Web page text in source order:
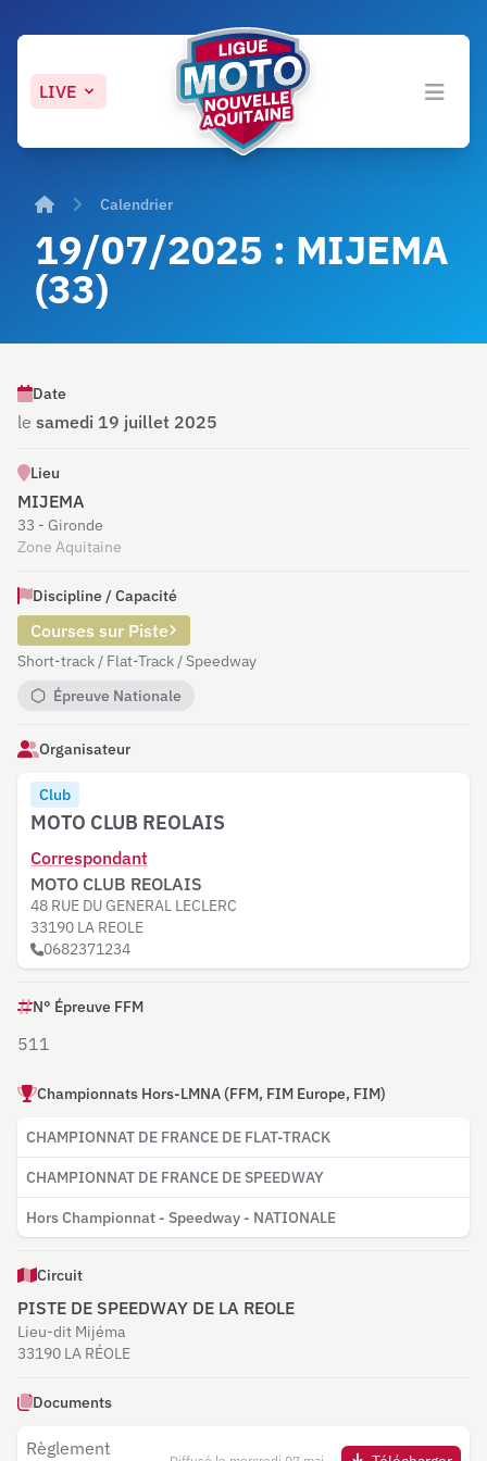
LIVE
Open
AccueilCalendrier
19/07/2025 : MIJEMA
(33)
Date
le samedi 19 juillet 2025
Lieu
MIJEMA
33 - Gironde
Zone Aquitaine
Discipline / Capacité
Courses sur Piste
Short-track / Flat-Track / Speedway
Épreuve Nationale
Organisateur
Club
MOTO CLUB REOLAIS
Correspondant
MOTO CLUB REOLAIS
48 RUE DU GENERAL LECLERC
33190 LA REOLE
0682371234
N° Épreuve FFM
511
Championnats Hors-LMNA (FFM, FIM Europe, FIM)
CHAMPIONNAT DE FRANCE DE FLAT-TRACK
CHAMPIONNAT DE FRANCE DE SPEEDWAY
Hors Championnat - Speedway - NATIONALE
Circuit
PISTE DE SPEEDWAY DE LA REOLE
Lieu-dit Mijéma
33190 LA RÉOLE
Documents
Règlement